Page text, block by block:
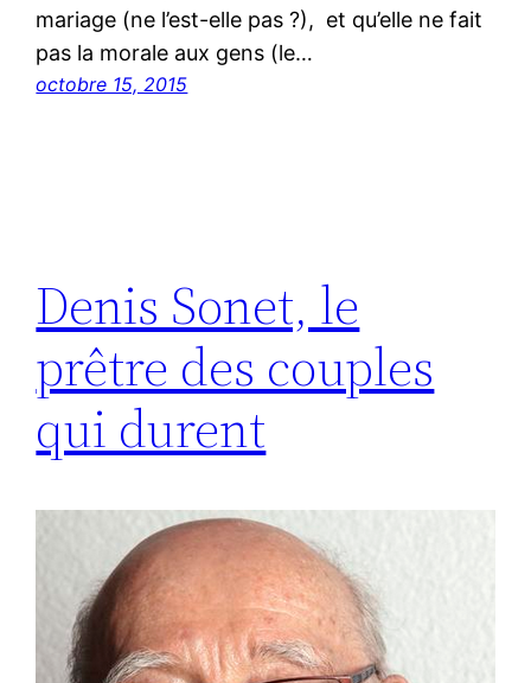
mariage (ne l’est-elle pas ?), et qu’elle ne fait
pas la morale aux gens (le…
octobre 15, 2015
Denis Sonet, le
prêtre des couples
qui durent